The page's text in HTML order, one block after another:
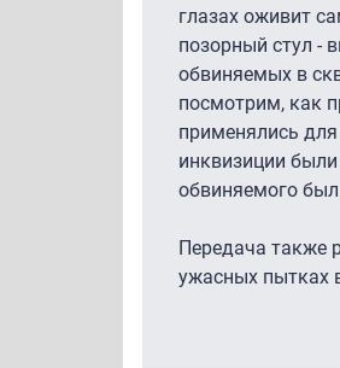
глазах оживит
позорный стул -
обвиняемых в
посмотрим, как
применялись
инквизиции
обвиняемого
Передача также
ужасных пытках